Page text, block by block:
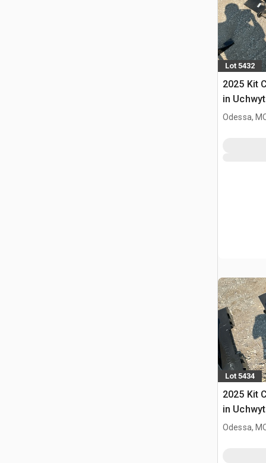
Lot 5432
2025 Kit
in
Odessa,
Lot 5434
2025 Kit
in
Odessa,